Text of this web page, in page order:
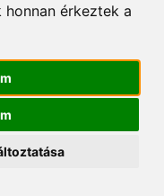
érkeztek a
Magasnyomású